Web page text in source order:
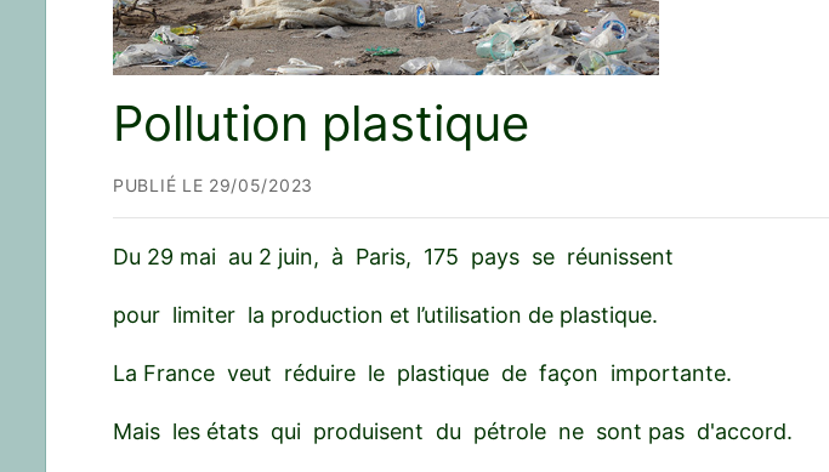
Pollution plastique
PUBLIÉ LE 29/05/2023
Du 29 mai au 2 juin, à Paris, 175 pays se réunissent
pour limiter la production et l’utilisation de plastique.
La France veut réduire le plastique de façon importante.
Mais les états qui produisent du pétrole ne sont pas d'accord.